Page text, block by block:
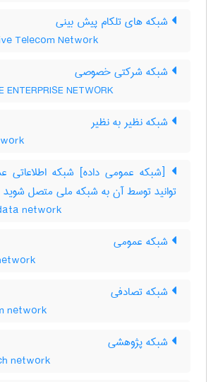
شبکه های تلکام پیش بینی
Telecom Network
شبکه شرکتی خصوصی
ENTERPRISE NETWORK
شبکه نظیر به نظیر
[شبکه عمومی داده] شبکه
توانید توسط آن به شبکه ملی متصل شوید
network
شبکه عمومی
شبکه تصادفی
network
شبکه پژوهشی
network